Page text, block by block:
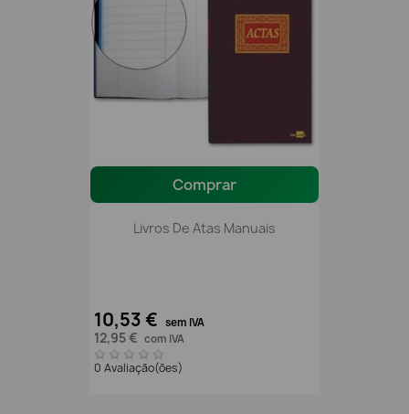
Comprar
Livros De Atas Manuais
10,53 € sem IVA
12,95 € com IVA
0 Avaliação(ões)